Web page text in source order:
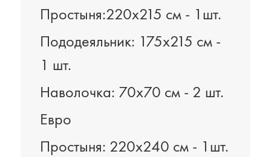
Простыня:220х215 см - 1шт.
Пододеяльник: 175х215 см -
1 шт.
Наволочка: 70х70 см - 2 шт.
Евро
Простыня: 220х240 см - 1шт.